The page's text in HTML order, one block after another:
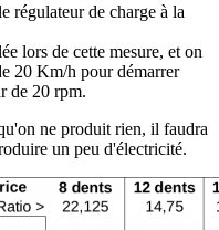
régulateur de charge à la
lors de cette mesure, et on
20 Km/h pour démarrer
de 20 rpm.
ne produit rien, il faudra
un peu d'électricité.